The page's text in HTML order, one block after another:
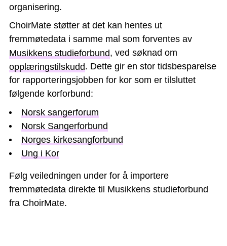
organisering.
ChoirMate støtter at det kan hentes ut
fremmøtedata i samme mal som forventes av
Musikkens studieforbund, ved søknad om
opplæringstilskudd. Dette gir en stor tidsbesparelse
for rapporteringsjobben for kor som er tilsluttet
følgende korforbund:
Norsk sangerforum
Norsk Sangerforbund
Norges kirkesangforbund
Ung i Kor
Følg veiledningen under for å importere
fremmøtedata direkte til Musikkens studieforbund
fra ChoirMate.